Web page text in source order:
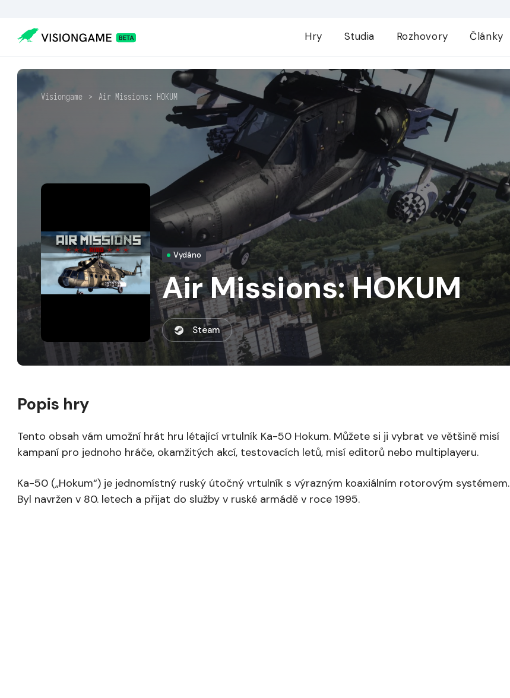
Hry Studia Rozhovory Články
Visiongame > Air Missions: HOKUM
Vydáno
Air Missions: HOKUM
Steam
Popis hry
Tento obsah vám umožní hrát hru létající vrtulník Ka-50 Hokum. Můžete si ji vybrat ve většině misí
kampaní pro jednoho hráče, okamžitých akcí, testovacích letů, misí editorů nebo multiplayeru.
Ka-50 („Hokum“) je jednomístný ruský útočný vrtulník s výrazným koaxiálním rotorovým systémem.
Byl navržen v 80. letech a přijat do služby v ruské armádě v roce 1995.